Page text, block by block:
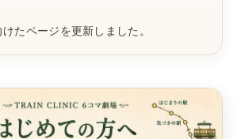
たページを更新しました。